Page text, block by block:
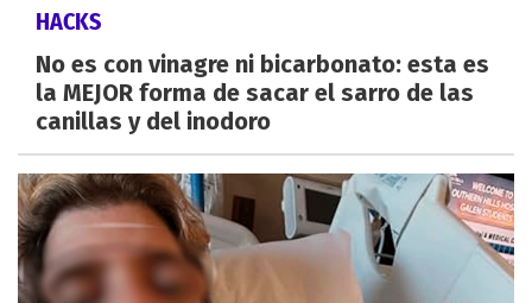
HACKS
No es con vinagre ni bicarbonato: esta es
la MEJOR forma de sacar el sarro de las
canillas y del inodoro